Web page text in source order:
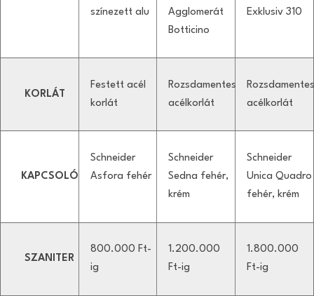
színezett alu
Agglomerát
Botticino
Exklusiv 310
KORLÁT
Festett acél
korlát
Rozsdamentes
acélkorlát
Rozsdamentes
acélkorlát
KAPCSOLÓ
Schneider
Asfora fehér
Schneider
Sedna fehér,
krém
Schneider
Unica Quadro
fehér, krém
SZANITER
800.000 Ft-
ig
1.200.000
Ft-ig
1.800.000
Ft-ig